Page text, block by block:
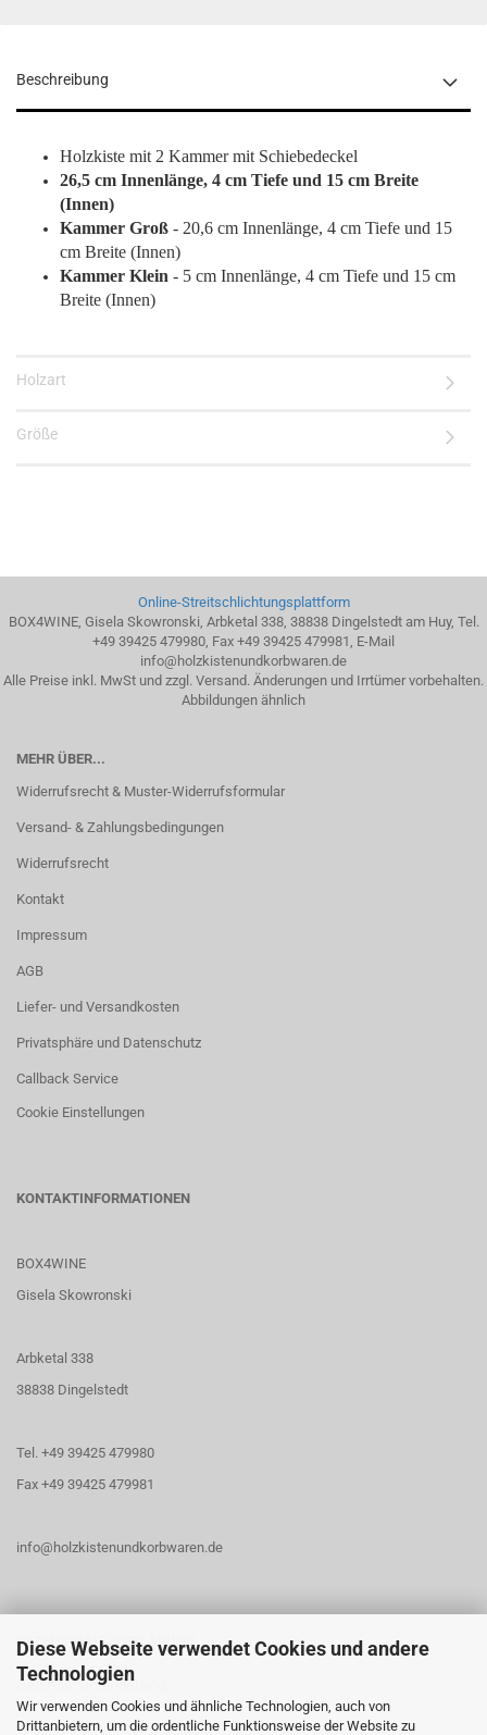
Diese Webseite verwendet Cookies und andere
Technologien
Wir verwenden Cookies und ähnliche Technologien, auch von
Drittanbietern, um die ordentliche Funktionsweise der Website zu
Beschreibung
Holzkiste mit 2 Kammer mit Schiebedeckel
26,5 cm Innenlänge, 4 cm Tiefe und 15 cm Breite
(Innen)
Kammer Groß - 20,6 cm Innenlänge, 4 cm Tiefe und 15
cm Breite (Innen)
Kammer Klein - 5 cm Innenlänge, 4 cm Tiefe und 15 cm
Breite (Innen)
Holzart
Größe
Online-Streitschlichtungsplattform
BOX4WINE, Gisela Skowronski, Arbketal 338, 38838 Dingelstedt am Huy, Tel.
+49 39425 479980, Fax +49 39425 479981, E-Mail
info@holzkistenundkorbwaren.de
Alle Preise inkl. MwSt und zzgl. Versand. Änderungen und Irrtümer vorbehalten.
Abbildungen ähnlich
MEHR ÜBER...
Widerrufsrecht & Muster-Widerrufsformular
Versand- & Zahlungsbedingungen
Widerrufsrecht
Kontakt
Impressum
AGB
Liefer- und Versandkosten
Privatsphäre und Datenschutz
Callback Service
Cookie Einstellungen
KONTAKTINFORMATIONEN
BOX4WINE
Gisela Skowronski
Arbketal 338
38838 Dingelstedt
Tel. +49 39425 479980
Fax +49 39425 479981
info@holzkistenundkorbwaren.de
DATENSCHUTZERKLÄRUNG
Datenschutzerklärung